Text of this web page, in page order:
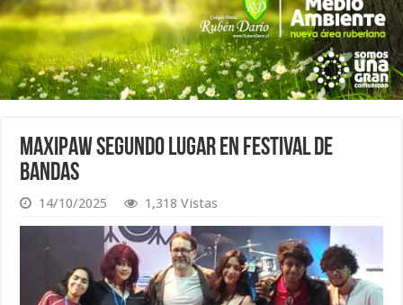
MAXIPAW SEGUNDO LUGAR EN FESTIVAL DE
BANDAS
14/10/2025 1,318 Vistas